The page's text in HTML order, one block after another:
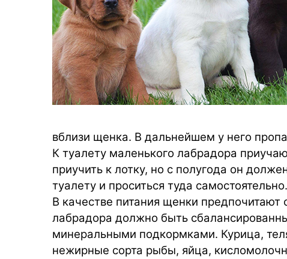
вблизи щенка. В дальнейшем у него
К туалету маленького лабрадора
приучить к лотку, но с полугода он
туалету и проситься туда самостоятельно.
В качестве питания щенки предпочитают
лабрадора должно быть
минеральными подкормками. Курица,
нежирные сорта рыбы, яйца,